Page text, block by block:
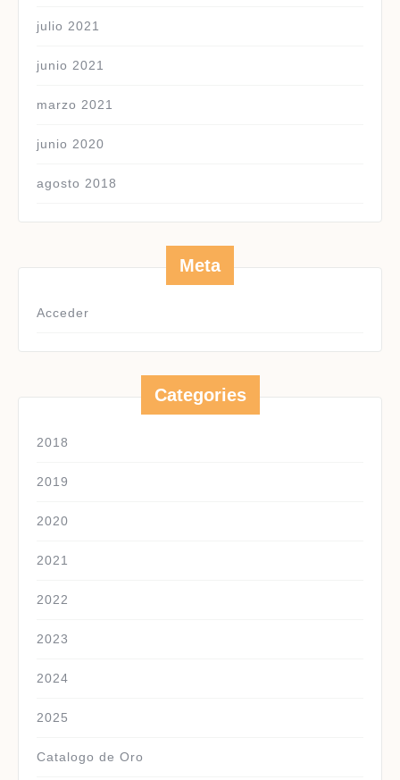
julio 2021
junio 2021
marzo 2021
junio 2020
agosto 2018
Meta
Acceder
Categories
2018
2019
2020
2021
2022
2023
2024
2025
Catalogo de Oro